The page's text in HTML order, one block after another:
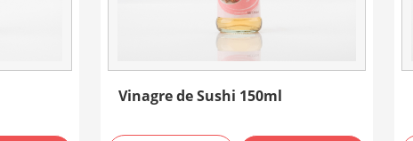
Vinagre de Sushi 150ml